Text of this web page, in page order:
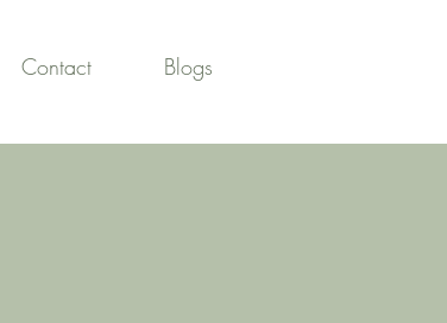
Contact Blogs